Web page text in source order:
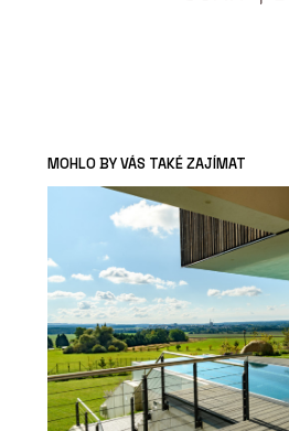
MOHLO BY VÁS TAKÉ ZAJÍMAT